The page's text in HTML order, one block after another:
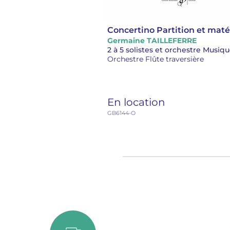
Concertino Partition et
Germaine TAILLEFERRE
Orchestre Flûte traversière
En location
GB6144-O